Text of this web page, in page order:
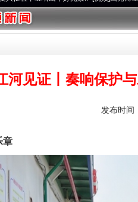
河见证丨奏响保护
发布时间
章